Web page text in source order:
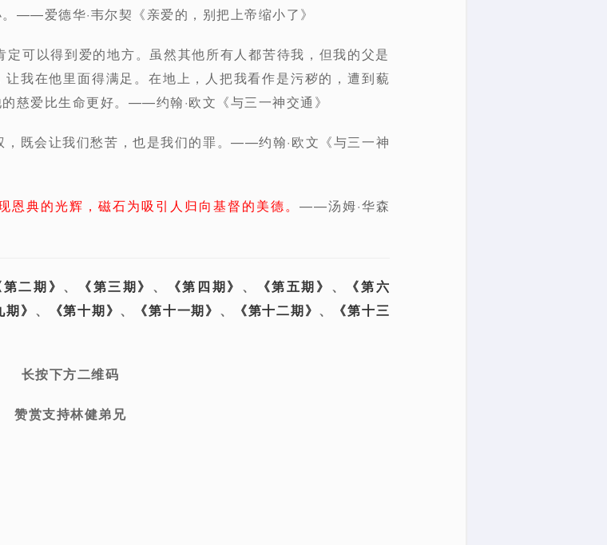
——爱德华·韦尔契《亲爱的，别把上帝缩小了》
可以得到爱的地方。虽然其他所有人都苦待我，但我的父是
我在他里面得满足。在地上，人把我看作是污秽的，遭到藐
慈爱比生命更好。——约翰·欧文《与三一神交通》
既会让我们愁苦，也是我们的罪。——约翰·欧文《与三一神
恩典的光辉，磁石为吸引人归向基督的美德。——汤姆·华森
第二期》 、 《第三期》 、 《第四期》 、 《第五期》 、
《第六
期》 、 《第十期》 、 《第十一期》 、 《第十二期》 、
《第十三
长按下方二维码
赞赏支持林健弟兄